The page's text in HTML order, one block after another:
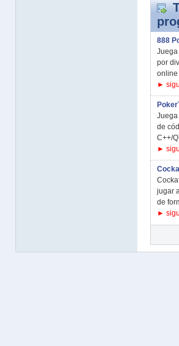
888
Juega
por
online
►
de
C++/
►
jugar
de
►